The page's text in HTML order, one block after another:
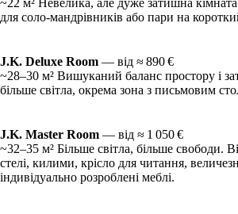
~22 м² Невелика, але дуже затишна
для соло-мандрівників або пари на
J.K. Deluxe Room — від ≈ 890 €
~28–30 м² Вишуканий баланс простору і
більше світла, окрема зона з письмовим
J.K. Master Room — від ≈ 1 050 €
~32–35 м² Більше світла, більше свободи.
стелі, килими, крісло для читання,
індивідуально розроблені меблі.